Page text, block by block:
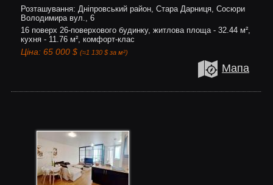
Розташування: Дніпровський район, Стара Дарниця, Сосюри
Володимира вул., 6
16 поверх 26-поверхового будинку, житлова площа - 32.44 м²,
кухня - 11.76 м², комфорт-клас
Ціна: 65 000 $ (≈1 130 $ за м²)
Мапа